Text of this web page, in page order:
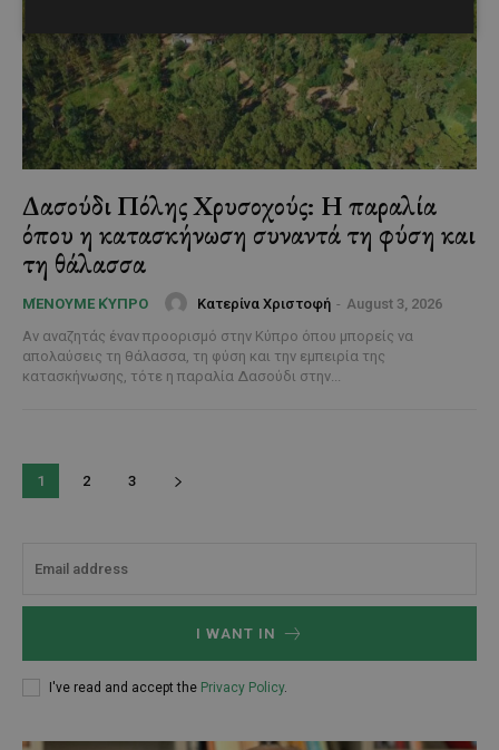
Δασούδι Πόλης Χρυσοχούς: Η παραλία
όπου η κατασκήνωση συναντά τη φύση και
τη θάλασσα
ΜΈΝΟΥΜΕ ΚΎΠΡΟ Κατερίνα Χριστοφή - August 3, 2026
Αν αναζητάς έναν προορισμό στην Κύπρο όπου μπορείς να
απολαύσεις τη θάλασσα, τη φύση και την εμπειρία της
κατασκήνωσης, τότε η παραλία Δασούδι στην...
1 2 3
I WANT IN
I've read and accept the Privacy Policy.